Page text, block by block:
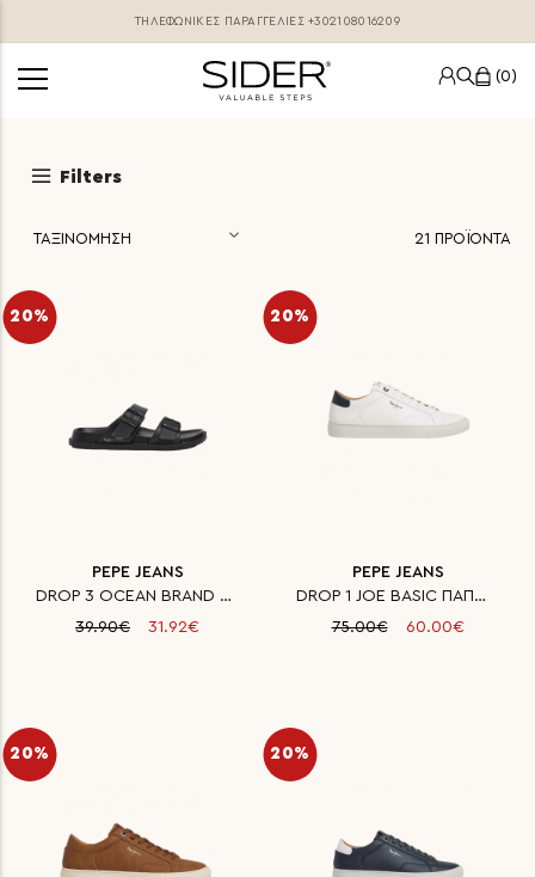
ΤΗΛΕΦΩΝΙΚΕΣ ΠΑΡΑΓΓΕΛΊΕΣ+302108016209
0
Filters
21 ΠΡΟΪΟΝΤΑ
20%
PEPE JEANS
DROP 3 OCEAN BRAND M ΠΑΠΟΥΤΣΙ
39.90€
31.92€
20%
PEPE JEANS
DROP 1 JOE BASIC ΠΑΠΟΥΤΣΙ ΑΝΔΡ
75.00€
60.00€
20% 20%